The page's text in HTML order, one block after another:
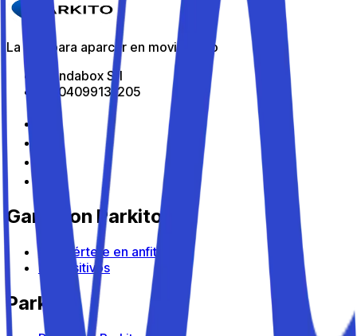
La app para aparcar en movimiento
All Indabox Srl
P.I: 04099131205
Gana con Parkito
Conviértete en anfitrión
Dispositivos
Parkito